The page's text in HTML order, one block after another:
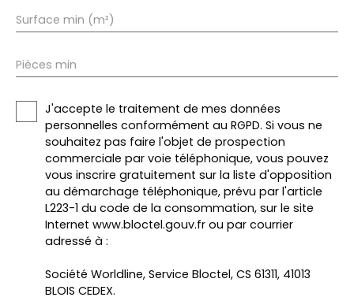
Surface min (m²)
Pièces min
J'accepte le traitement de mes données
personnelles conformément au RGPD. Si vous ne
souhaitez pas faire l'objet de prospection
commerciale par voie téléphonique, vous pouvez
vous inscrire gratuitement sur la liste d'opposition
au démarchage téléphonique, prévu par l'article
L223-1 du code de la consommation, sur le site
Internet www.bloctel.gouv.fr ou par courrier
adressé à :
Société Worldline, Service Bloctel, CS 61311, 41013
BLOIS CEDEX.